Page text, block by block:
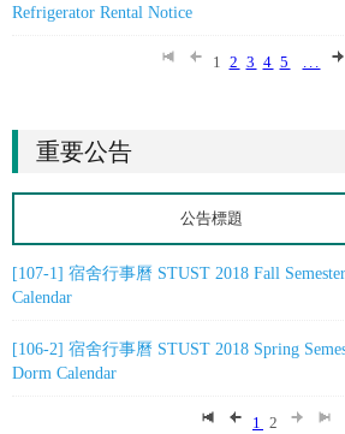
Refrigerator Rental Notice
1 2 3 4 5 ...
重要公告
公告標題
[107-1] 宿舍行事曆 STUST 2018 Fall
Calendar
[106-2] 宿舍行事曆 STUST 2018 Spring
Dorm Calendar
1 2